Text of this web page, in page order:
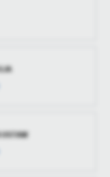
mediów